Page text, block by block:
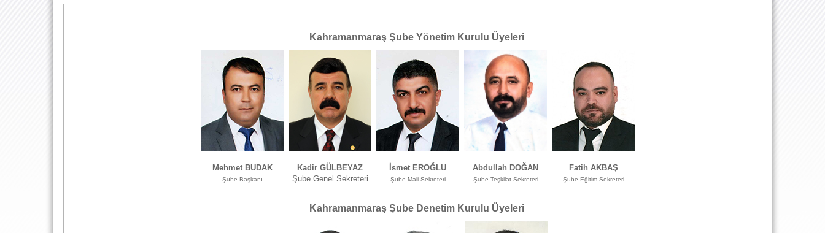
Kahramanmaraş Şube Yönetim Kurulu Üyeleri
Mehmet BUDAK
Şube Başkanı
Kadir GÜLBEYAZ
Şube Genel Sekreteri
İsmet EROĞLU
Şube Mali Sekreteri
Abdullah DOĞAN
Şube Teşkilat Sekreteri
Fatih AKBAŞ
Şube Eğitim Sekreteri
KahramanmaraşŞube Denetim Kurulu Üyeleri